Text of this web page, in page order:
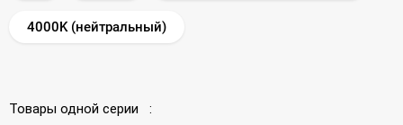
4000K (нейтральный)
Товары одной серии :